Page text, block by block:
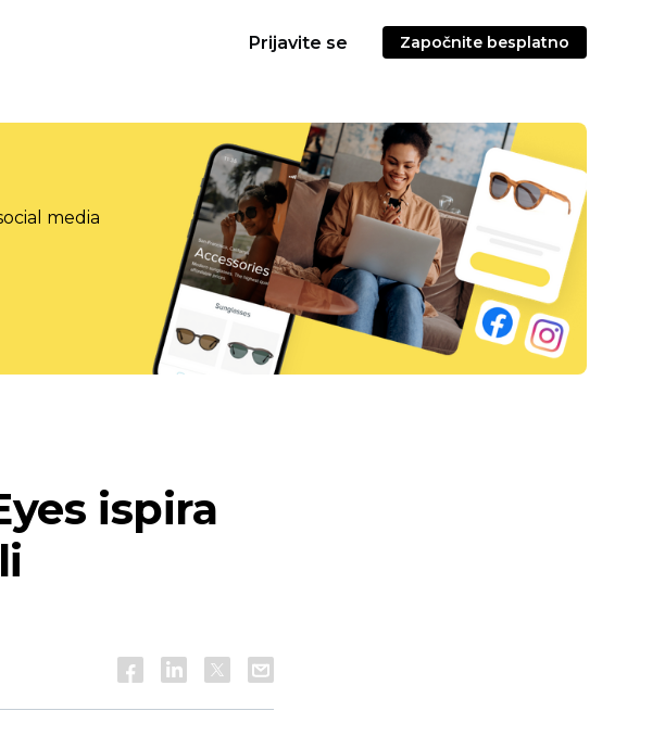
Prijavite se Započnite besplatno
media
ispira